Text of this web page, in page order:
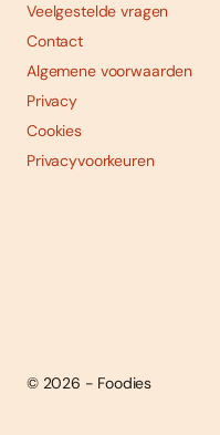
Veelgestelde vragen
Contact
Algemene voorwaarden
Privacy
Cookies
Privacyvoorkeuren
© 2026 - Foodies